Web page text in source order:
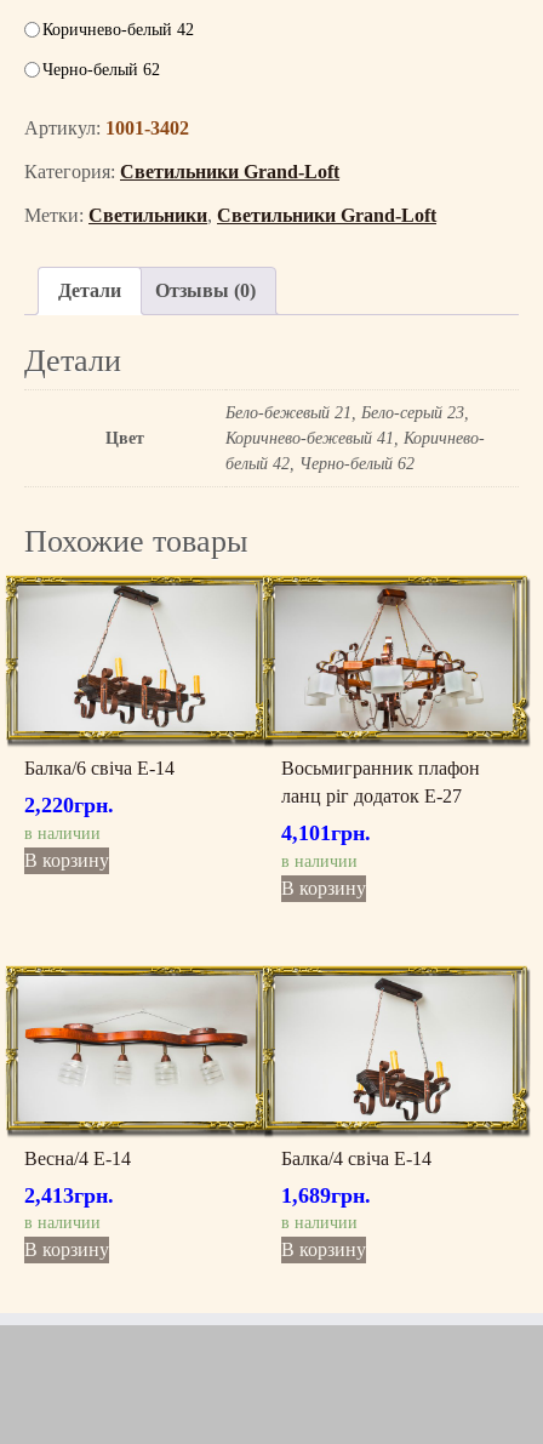
Коричнево-белый 42
Черно-белый 62
Артикул: 1001-3402
Категория: Светильники Grand-Loft
Метки: Светильники, Светильники Grand-Loft
Детали Отзывы (0)
Детали
Цвет
Бело-бежевый 21, Бело-серый 23,
Коричнево-бежевый 41, Коричнево-
белый 42, Черно-белый 62
Похожие товары
Балка/6 свіча Е-14
2,220грн.
в наличии
В корзину
Восьмигранник плафон
ланц ріг додаток Е-27
4,101грн.
в наличии
В корзину
Весна/4 Е-14
2,413грн.
в наличии
В корзину
Балка/4 свіча Е-14
1,689грн.
в наличии
В корзину